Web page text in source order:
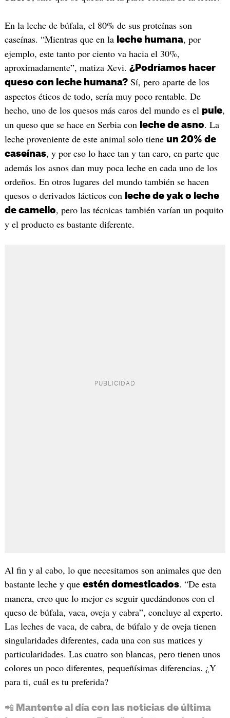
En la leche de búfala, el 80% de sus proteínas son
caseínas. “Mientras que en la leche humana, por
ejemplo, este tanto por ciento va hacia el 30%,
aproximadamente”, matiza Xevi. ¿Podríamos hacer
queso con leche humana?Sí, pero aparte de los
aspectos éticos de todo, sería muy poco rentable. De
hecho, uno de los quesos más caros del mundo es el pule,
un queso que se hace en Serbia con leche de asno. La
leche proveniente de este animal solo tiene un 20% de
caseínas, y por eso lo hace tan y tan caro, en parte que
además los asnos dan muy poca leche en cada uno de los
ordeños. En otros lugares del mundo también se hacen
quesos o derivados lácticos con leche de yak o leche
de camello, pero las técnicas también varían un poquito
y el producto es bastante diferente.
Al fin y al cabo, lo que necesitamos son animales que den
bastante leche y que estén domesticados. “De esta
manera, creo que lo mejor es seguir quedándonos con el
queso de búfala, vaca, oveja y cabra”, concluye al experto.
Las leches de vaca, de cabra, de búfalo y de oveja tienen
singularidades diferentes, cada una con sus matices y
particularidades. Las cuatro son blancas, pero tienen unos
colores un poco diferentes, pequeñísimas diferencias. ¿Y
para ti, cuál es tu preferida?
📲 Mantente al día con las noticias de última